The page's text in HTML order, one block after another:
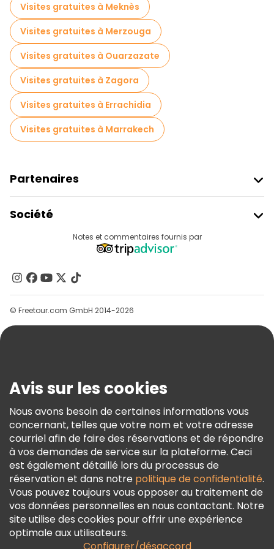
Visites gratuites à Meknès
Visites gratuites à Merzouga
Visites gratuites à Ouarzazate
Visites gratuites à Zagora
Visites gratuites à Errachidia
Visites gratuites à Marrakech
Partenaires
Connexion Du Fournisseur
Programme D’affiliation
Société
Contactez-Nous
Groupes
Aide
Conditions Générales Et Mentions Légales
Politique En Matière De Cookies
Freetour Prix
Programme De Fidélité
Notes et commentaires fournis par
© Freetour.com GmbH 2014-2026
Avis sur les cookies
Nous avons besoin de certaines informations vous
concernant, telles que votre nom et votre adresse
courriel afin de faire des réservations et de répondre
à vos demandes de service sur la plateforme. Ceci
est également détaillé lors du processus de
réservation et dans notre politique de confidentialité.
Vous pouvez toujours vous opposer au traitement de
vos données personnelles en nous contactant. Notre
site utilise des cookies pour offrir une expérience
optimale aux utilisateurs.